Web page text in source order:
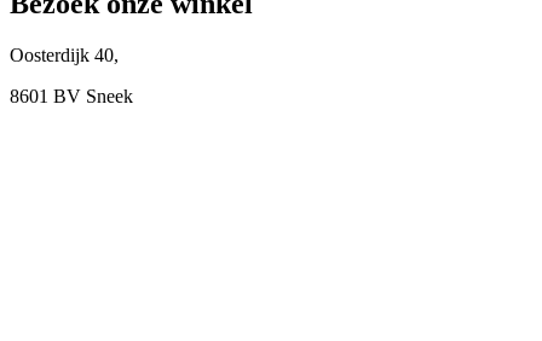
Oosterdijk 40,
8601 BV Sneek